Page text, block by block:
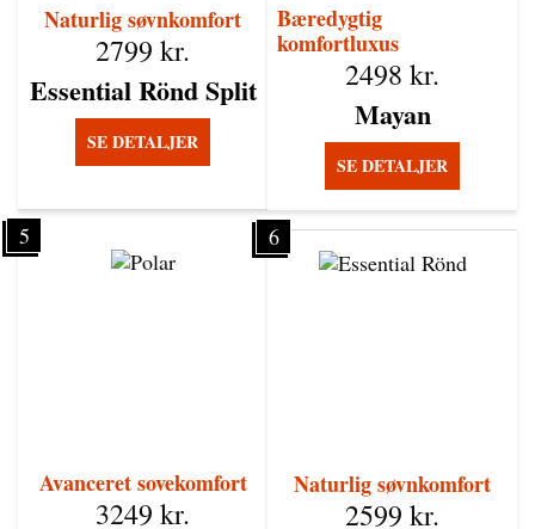
Naturlig søvnkomfort
Essential Rönd Split
2799 kr.
SE DETALJER
Bæredygtig
komfortluxus
Mayan
2498 kr.
SE DETALJER
5
Avanceret sovekomfort
3249 kr.
6
Naturlig søvnkomfort
2599 kr.